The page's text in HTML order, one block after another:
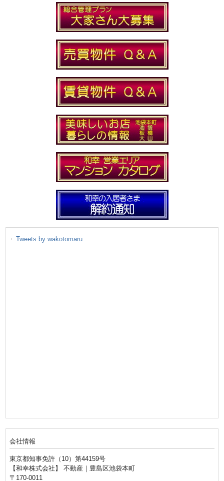
Tweets by wakotomaru
会社情報
東京都知事免許（10）第44159号
【和幸株式会社】 不動産｜豊島区池袋本町
〒170-0011